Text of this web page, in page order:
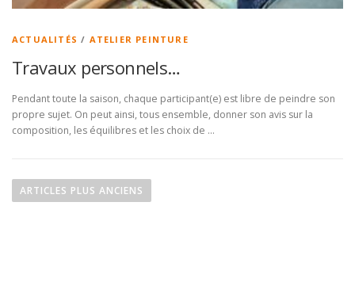
ACTUALITÉS / ATELIER PEINTURE
Travaux personnels…
Pendant toute la saison, chaque participant(e) est libre de peindre son
propre sujet. On peut ainsi, tous ensemble, donner son avis sur la
composition, les équilibres et les choix de …
aARTICLES PLUS ANCIENS